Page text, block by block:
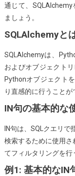
通じて、
ましょう。
SQLAlchemyと
SQLAlchemyは、
およびオブジェクト
Pythonオブジェクト
り直感的に行うことが
IN句の基本的な
IN句は、SQLクエリ
検索するために使用さ
てフィルタリングを行
例1: 基本的なIN